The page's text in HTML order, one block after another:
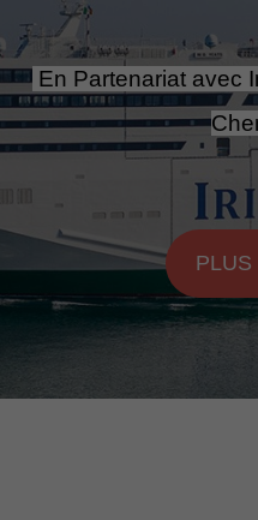
En Partenariat avec
PLUS